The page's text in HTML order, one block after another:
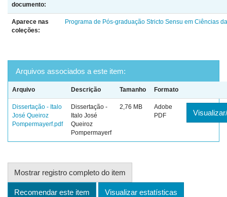
documento:
Aparece nas
coleções:
Programa de Pós-graduação Stricto Sensu em Ciências
Arquivos associados a este item:
Arquivo Descrição Tamanho Formato
Dissertação - Italo
José Queiroz
Pompermayerf.pdf
Dissertação -
Italo José
Queiroz
Pompermayerf
2,76 MB
Adobe
PDF
Mostrar registro completo do item
Recomendar este item Visualizar estatísticas